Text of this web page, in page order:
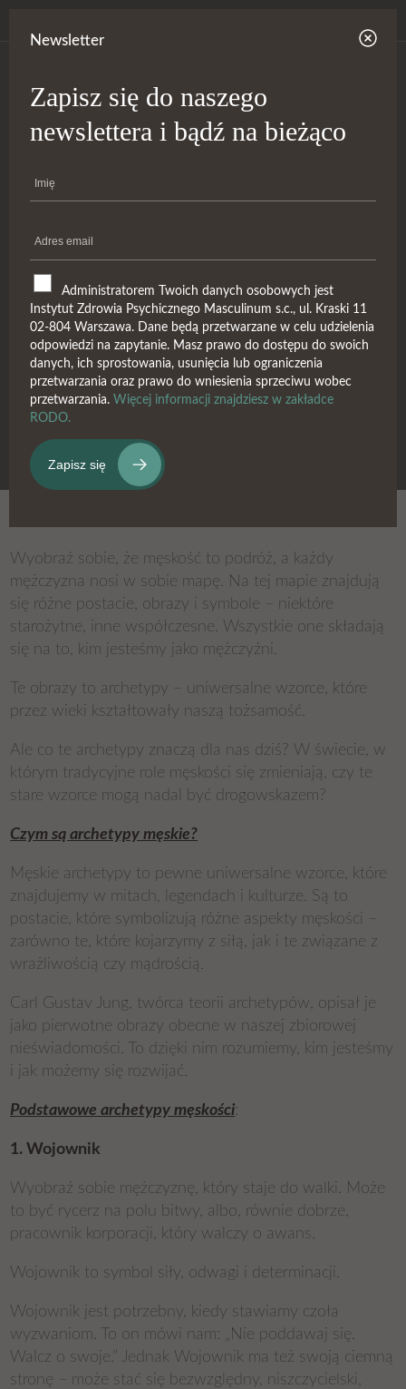
Męskie archetypy – lustra
współczesnej męskości
Wyobraź sobie, że męskość to podróż, a każdy
mężczyzna nosi w sobie mapę. Na tej mapie znajdują
się różne postacie, obrazy i symbole – niektóre
starożytne, inne współczesne. Wszystkie one składają
się na to, kim jesteśmy jako mężczyźni.
Te obrazy to archetypy – uniwersalne wzorce, które
przez wieki kształtowały naszą tożsamość.
Ale co te archetypy znaczą dla nas dziś? W świecie, w
którym tradycyjne role męskości się zmieniają, czy te
stare wzorce mogą nadal być drogowskazem?
Czym są archetypy męskie?
Męskie archetypy to pewne uniwersalne wzorce, które
znajdujemy w mitach, legendach i kulturze. Są to
postacie, które symbolizują różne aspekty męskości –
zarówno te, które kojarzymy z siłą, jak i te związane z
wrażliwością czy mądrością.
Carl Gustav Jung, twórca teorii archetypów, opisał je
jako pierwotne obrazy obecne w naszej zbiorowej
nieświadomości. To dzięki nim rozumiemy, kim jesteśmy
i jak możemy się rozwijać.
Podstawowe archetypy męskości:
1. Wojownik
Wyobraź sobie mężczyznę, który staje do walki. Może
to być rycerz na polu bitwy, albo, równie dobrze,
pracownik korporacji, który walczy o awans.
Wojownik to symbol siły, odwagi i determinacji.
Wojownik jest potrzebny, kiedy stawiamy czoła
wyzwaniom. To on mówi nam: „Nie poddawaj się.
Walcz o swoje.” Jednak Wojownik ma też swoją ciemną
stronę – może stać się bezwzględny, niszczycielski,
Newsletter
Zapisz się do naszego
newslettera i bądź na bieżąco
Administratorem Twoich danych osobowych jest
Instytut Zdrowia Psychicznego Masculinum s.c., ul. Kraski 11
02-804 Warszawa. Dane będą przetwarzane w celu udzielenia
odpowiedzi na zapytanie. Masz prawo do dostępu do swoich
danych, ich sprostowania, usunięcia lub ograniczenia
przetwarzania oraz prawo do wniesienia sprzeciwu wobec
przetwarzania. Więcej informacji znajdziesz w zakładce
RODO.